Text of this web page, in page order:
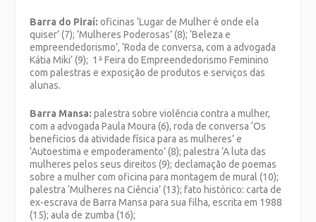
Barra do Piraí:oficinas ‘Lugar de Mulher é onde ela
quiser’ (7); ‘Mulheres Poderosas’ (8); ‘Beleza e
empreendedorismo’, ‘Roda de conversa, com a advogada
Kátia Miki’ (9); 1ª Feira do Empreendedorismo Feminino
com palestras e exposição de produtos e serviços das
alunas.
Barra Mansa: palestra sobre violência contra a mulher,
com a advogada Paula Moura (6), roda de conversa ‘Os
beneficios da atividade física para as mulheres’ e
‘Autoestima e empoderamento’ (8); palestra ‘A luta das
mulheres pelos seus direitos (9); declamação de poemas
sobre a mulher com oficina para montagem de mural (10);
palestra ‘Mulheres na Ciência’ (13); fato histórico: carta de
ex-escrava de Barra Mansa para sua filha, escrita em 1988
(15); aula de zumba (16);